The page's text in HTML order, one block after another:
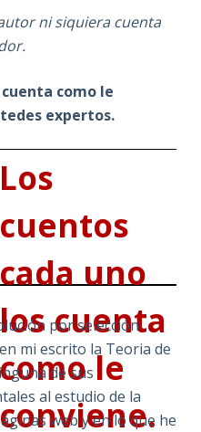
ni siquiera cuenta
como le
expertos.
Los
cuentos
cada uno
los cuenta
como le
conviene.
por selección
mi escrito la Teoria de
de sus
al estudio de la
web y en lo que he